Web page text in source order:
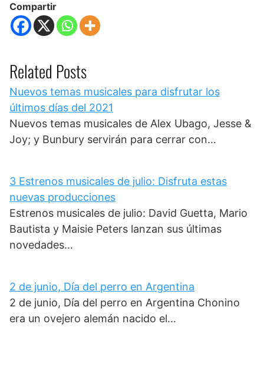
Compartir
Related Posts
Nuevos temas musicales para disfrutar los
últimos días del 2021
Nuevos temas musicales de Alex Ubago, Jesse &
Joy; y Bunbury servirán para cerrar con…
3 Estrenos musicales de julio: Disfruta estas
nuevas producciones
Estrenos musicales de julio: David Guetta, Mario
Bautista y Maisie Peters lanzan sus últimas
novedades…
2 de junio, Día del perro en Argentina
2 de junio, Día del perro en Argentina Chonino
era un ovejero alemán nacido el…